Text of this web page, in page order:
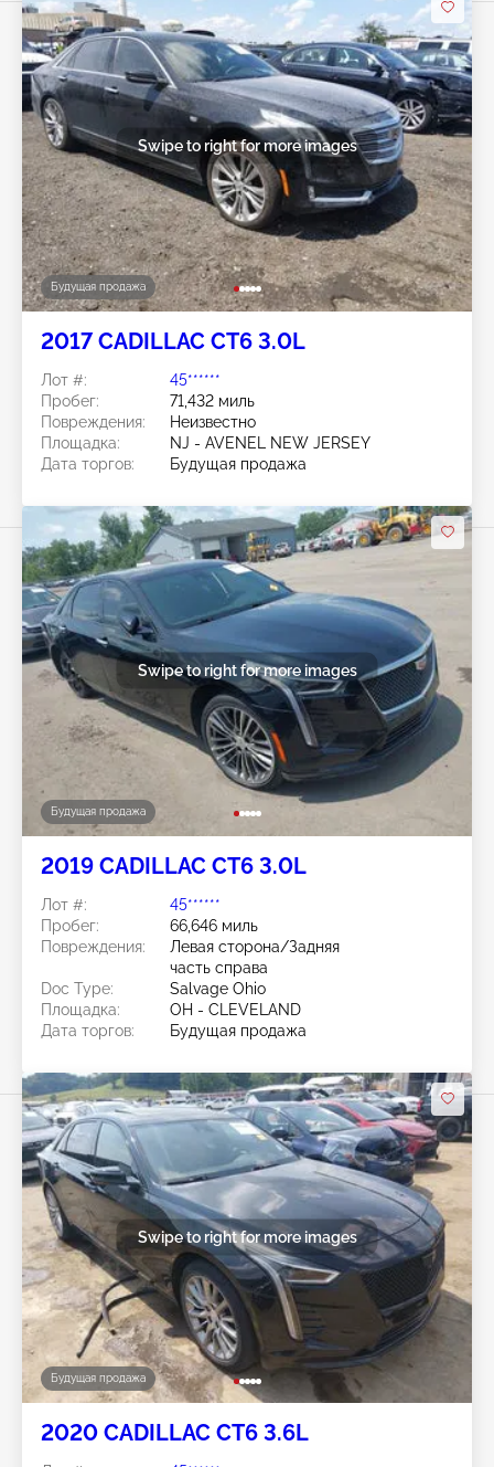
Будущая продажа
Swipe to right for more images
2017 CADILLAC CT6 3.0L
Лот #:
45******
Пробег:
71,432 миль
Повреждения:
Неизвестно
Площадка:
NJ - AVENEL NEW JERSEY
Дата торгов:
Будущая продажа
Будущая продажа
Swipe to right for more images
2019 CADILLAC CT6 3.0L
Лот #:
45******
Пробег:
66,646 миль
Повреждения:
Левая сторона/Задняя
часть справа
Doc Type:
Salvage Ohio
Площадка:
OH - CLEVELAND
Дата торгов:
Будущая продажа
Будущая продажа
Swipe to right for more images
2020 CADILLAC CT6 3.6L